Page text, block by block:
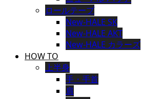
ロールテープ
New-HALE SK
New-HALE AKT
New-HALE カラーズ
HOW TO
上半身
手・手首
肩